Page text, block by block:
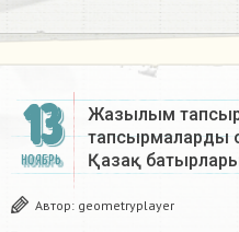
13
НОЯБРЬ
Жазылым
тапсырмаларды
Қазақ
Автор: geometryplayer